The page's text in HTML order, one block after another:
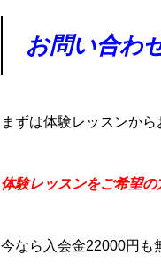
お問い合わ
まずは体験レッスンか
体験レッスンをご希望の
今なら入会金22000円も